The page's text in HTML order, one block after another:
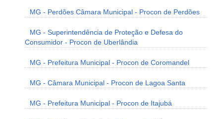
MG - Perdões Câmara Municipal - Procon de Perdões
MG - Superintendência de Proteção e Defesa do
Consumidor - Procon de Uberlândia
MG - Prefeitura Municipal - Procon de Coromandel
MG - Câmara Municipal - Procon de Lagoa Santa
MG - Prefeitura Municipal - Procon de Itajubá